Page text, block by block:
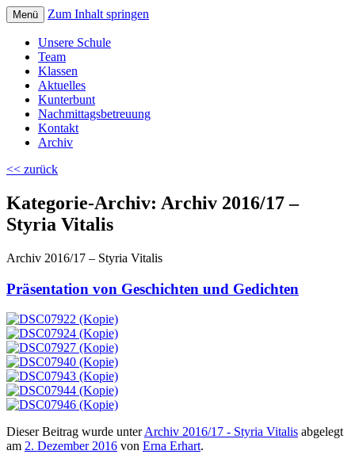
Volksschule Bad Blumau
Menü Zum Inhalt springen
Unsere Schule
Team
Klassen
Aktuelles
Kunterbunt
Nachmittagsbetreuung
Kontakt
Archiv
<< zurück
Kategorie-Archiv: Archiv 2016/17 –
Styria Vitalis
Archiv 2016/17 – Styria Vitalis
Präsentation von Geschichten und Gedichten
Dieser Beitrag wurde unterArchiv 2016/17 - Styria Vitalis abgelegt
am 2. Dezember 2016 von Erna Erhart.